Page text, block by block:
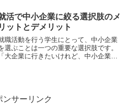
出題形式と得点への影響」「テストセ
ターでのSP...
活で中小企業に絞る選択肢のメ
リットとデメリット
職活動を行う学生にとって、中小企業
選ぶことは一つの重要な選択肢です。
「大企業に行きたいけれど、中小企業に
ンサーリンク